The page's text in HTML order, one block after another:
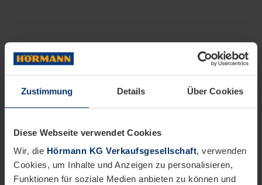
Zustimmung Details Über Cookies
Diese Webseite verwendet Cookies
Wir, die Hörmann KG Verkaufsgesellschaft, verwenden
Cookies, um Inhalte und Anzeigen zu personalisieren,
Funktionen für soziale Medien anbieten zu können und